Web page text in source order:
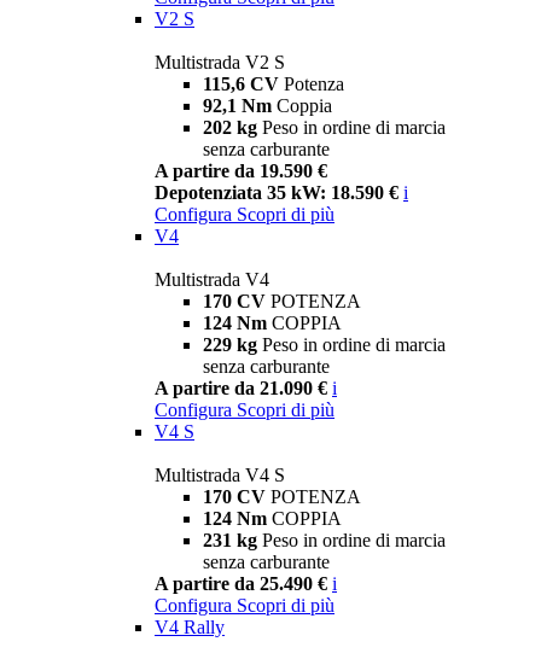
V2 S
Multistrada V2 S
115,6 CV Potenza
92,1 Nm Coppia
202 kg Peso in ordine di marcia
senza carburante
A partire da 19.590 €
Depotenziata 35 kW: 18.590 € i
Configura Scopri di più
V4
Multistrada V4
170 CV POTENZA
124 Nm COPPIA
229 kg Peso in ordine di marcia
senza carburante
A partire da 21.090 € i
Configura Scopri di più
V4 S
Multistrada V4 S
170 CV POTENZA
124 Nm COPPIA
231 kg Peso in ordine di marcia
senza carburante
A partire da 25.490 € i
Configura Scopri di più
V4 Rally